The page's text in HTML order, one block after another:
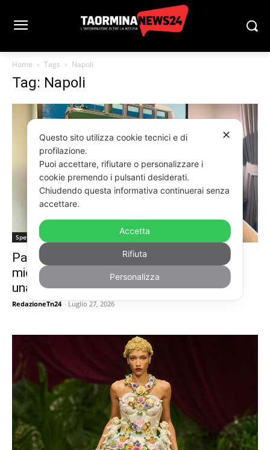
Home Tags Napoli
Tag: Napoli
Spettacoli
Patrizia Pellegrino a TN24: “Taormina nel
mio cuore. La Sicilia e la mia Napoli sono
una cosa unica” (VIDEO)
RedazioneTn24 - Luglio 27, 2026
✕
Questo sito utilizza cookie tecnici e di
profilazione.
Puoi accettare, rifiutare o personalizzare i
cookie premendo i pulsanti desiderati.
Chiudendo questa informativa continuerai senza
accettare.
Accetta
Rifiuta
Personalizza